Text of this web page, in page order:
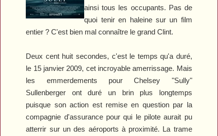
ainsi tous les occupants. Pas de
quoi tenir en haleine sur un film
entier ? C'est bien mal connaître le grand Clint.
Deux cent huit secondes, c'est le temps qu'a duré,
le 15 janvier 2009, cet incroyable amerrissage. Mais
les emmerdements pour Chelsey "Sully"
Sullenberger ont duré un brin plus longtemps
puisque son action est remise en question par la
compagnie d'assurance pour qui le pilote aurait pu
atterrir sur un des aéroports à proximité. La trame